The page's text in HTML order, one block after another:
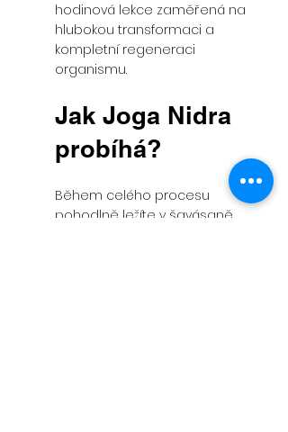
hodinová lekce zaměřená na
hlubokou transformaci a
kompletní regeneraci
organismu.
Jak Joga Nidra
probíhá?
Během celého procesu
pohodlně ležíte v šavásaně